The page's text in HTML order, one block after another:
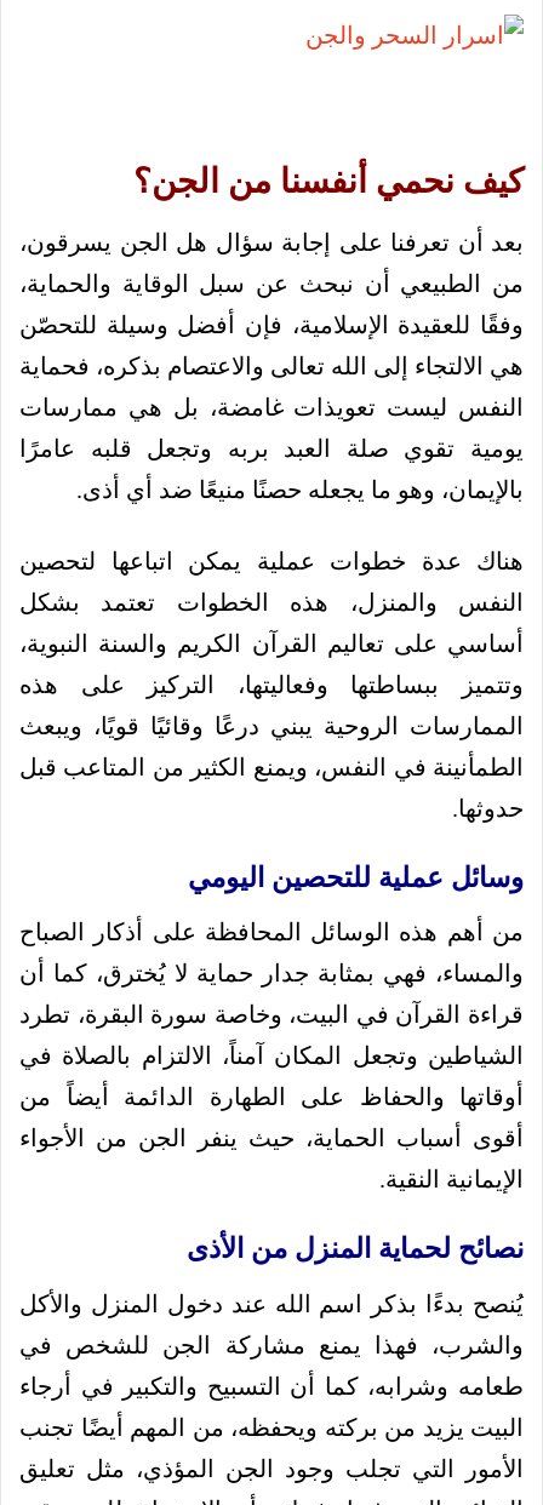
كيف نحمي أنفسنا من الجن؟
بعد أن تعرفنا على إجابة سؤال هل الجن يسرقون،
من الطبيعي أن نبحث عن سبل الوقاية والحماية،
وفقًا للعقيدة الإسلامية، فإن أفضل وسيلة للتحصّن
هي الالتجاء إلى الله تعالى والاعتصام بذكره، فحماية
النفس ليست تعويذات غامضة، بل هي ممارسات
يومية تقوي صلة العبد بربه وتجعل قلبه عامرًا
بالإيمان، وهو ما يجعله حصنًا منيعًا ضد أي أذى.
هناك عدة خطوات عملية يمكن اتباعها لتحصين
النفس والمنزل، هذه الخطوات تعتمد بشكل
أساسي على تعاليم القرآن الكريم والسنة النبوية،
وتتميز ببساطتها وفعاليتها، التركيز على هذه
الممارسات الروحية يبني درعًا وقائيًا قويًا، ويبعث
الطمأنينة في النفس، ويمنع الكثير من المتاعب قبل
حدوثها.
وسائل عملية للتحصين اليومي
من أهم هذه الوسائل المحافظة على أذكار الصباح
والمساء، فهي بمثابة جدار حماية لا يُخترق، كما أن
قراءة القرآن في البيت، وخاصة سورة البقرة، تطرد
الشياطين وتجعل المكان آمناً، الالتزام بالصلاة في
أوقاتها والحفاظ على الطهارة الدائمة أيضاً من
أقوى أسباب الحماية، حيث ينفر الجن من الأجواء
الإيمانية النقية.
نصائح لحماية المنزل من الأذى
يُنصح بدءًا بذكر اسم الله عند دخول المنزل والأكل
والشرب، فهذا يمنع مشاركة الجن للشخص في
طعامه وشرابه، كما أن التسبيح والتكبير في أرجاء
البيت يزيد من بركته ويحفظه، من المهم أيضًا تجنب
الأمور التي تجلب وجود الجن المؤذي، مثل تعليق